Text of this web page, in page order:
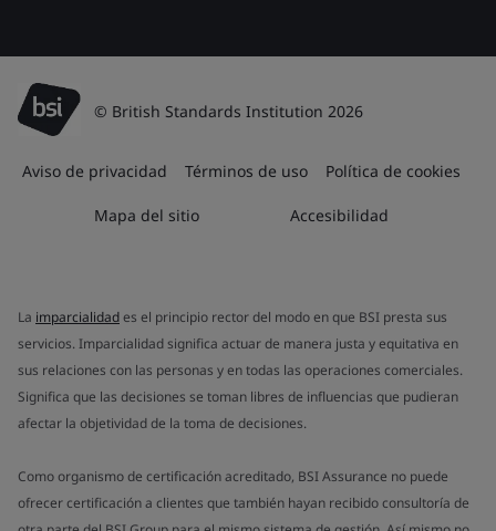
© British Standards Institution 2026
Aviso de privacidad Términos de uso Política de cookies
Mapa del sitio Accesibilidad
La imparcialidades el principio rector del modo en que BSI presta sus
servicios. Imparcialidad significa actuar de manera justa y equitativa en
sus relaciones con las personas y en todas las operaciones comerciales.
Significa que las decisiones se toman libres de influencias que pudieran
afectar la objetividad de la toma de decisiones.
Como organismo de certificación acreditado, BSI Assurance no puede
ofrecer certificación a clientes que también hayan recibido consultoría de